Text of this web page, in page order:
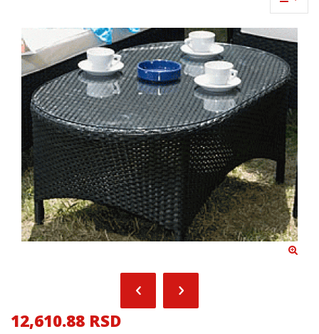
12,610.88 RSD